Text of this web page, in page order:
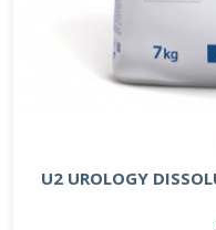
U2 UROLOGY